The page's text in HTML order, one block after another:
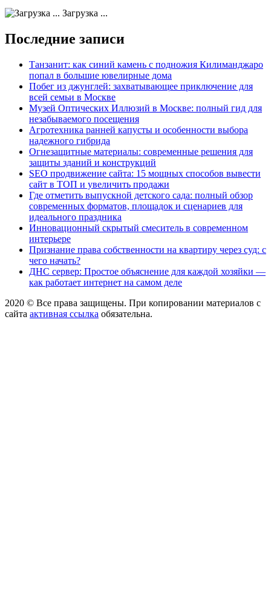
Загрузка ...
Последние записи
Танзанит: как синий камень с подножия Килиманджаро
попал в большие ювелирные дома
Побег из джунглей: захватывающее приключение для
всей семьи в Москве
Музей Оптических Иллюзий в Москве: полный гид для
незабываемого посещения
Агротехника ранней капусты и особенности выбора
надежного гибрида
Огнезащитные материалы: современные решения для
защиты зданий и конструкций
SEO продвижение сайта: 15 мощных способов вывести
сайт в ТОП и увеличить продажи
Где отметить выпускной детского сада: полный обзор
современных форматов, площадок и сценариев для
идеального праздника
Инновационный скрытый смеситель в современном
интерьере
Признание права собственности на квартиру через суд: с
чего начать?
ДНС сервер: Простое объяснение для каждой хозяйки —
как работает интернет на самом деле
2020 © Все права защищены. При копировании материалов с
сайта активная ссылка обязательна.